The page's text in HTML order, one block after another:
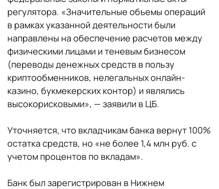
регулятора. «Значительные объемы операций
в рамках указанной деятельности были
направлены на обеспечение расчетов между
физическими лицами и теневым бизнесом
(переводы денежных средств в пользу
криптообменников, нелегальных онлайн-
казино, букмекерских контор) и являлись
высокорисковыми», — заявили в ЦБ.
Уточняется, что вкладчикам банка вернут 100%
остатка средств, но «не более 1,4 млн руб. с
учетом процентов по вкладам».
Банкбыл зарегистрирован в Нижнем